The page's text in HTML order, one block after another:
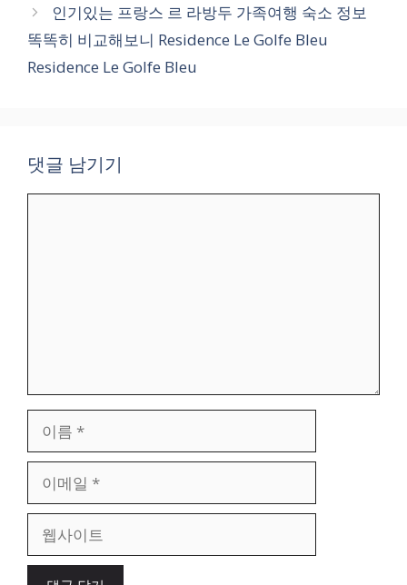
인기있는 프랑스 르 라방두 가족여행 숙소 정보
똑똑히 비교해보니 Residence Le Golfe Bleu
Residence Le Golfe Bleu
댓글 남기기
일
이